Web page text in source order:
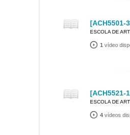
ESCOLA DE
1 vídeo
[ACH5521-
ESCOLA DE
4 vídeos